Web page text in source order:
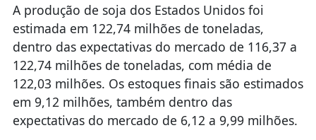
A produção de soja dos Estados Unidos foi
estimada em 122,74 milhões de toneladas,
dentro das expectativas do mercado de 116,37 a
122,74 milhões de toneladas, com média de
122,03 milhões. Os estoques finais são estimados
em 9,12 milhões, também dentro das
expectativas do mercado de 6,12 a 9,99 milhões.